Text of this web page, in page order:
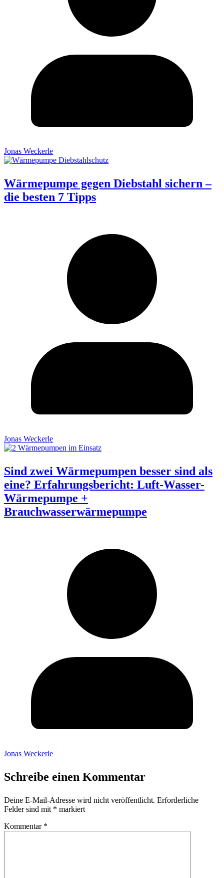
Jonas Weckerle
Wärmepumpe gegen Diebstahl sichern –
die besten 7 Tipps
Jonas Weckerle
Sind zwei Wärmepumpen besser sind als
eine? Erfahrungsbericht: Luft-Wasser-
Wärmepumpe +
Brauchwasserwärmepumpe
Jonas Weckerle
Schreibe einen Kommentar
Deine E-Mail-Adresse wird nicht veröffentlicht. Erforderliche
Felder sind mit * markiert
Kommentar *